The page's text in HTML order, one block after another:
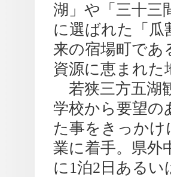
湖」や「三十三
に選ばれた「瓜
来の宿場町であ
資源に恵まれた
若狭三方五湖
学校から要望の
た事をきっかけ
業に着手。県外
に1泊2日あるい